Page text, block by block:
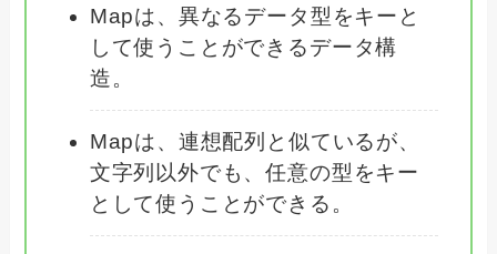
Mapは、異なるデータ型をキーと
して使うことができるデータ構
造。
Mapは、連想配列と似ているが、
文字列以外でも、任意の型をキー
として使うことができる。